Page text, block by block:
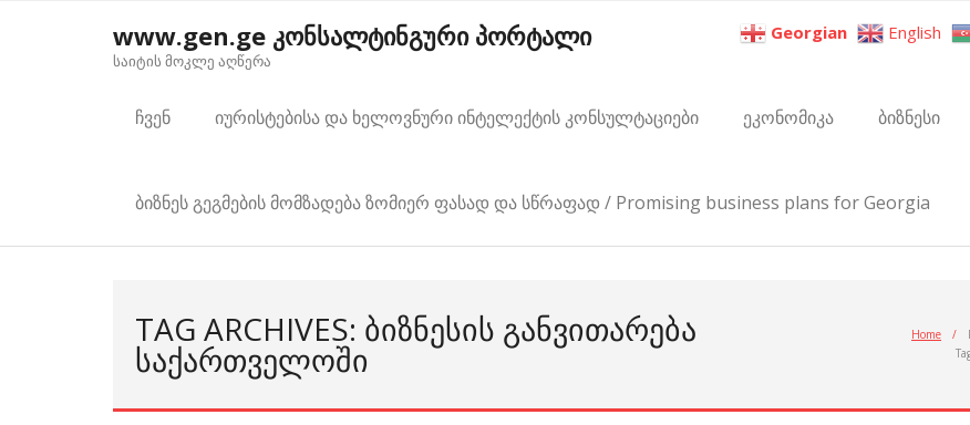
www.gen.ge კონსალტინგური პორტალი
საიტის მოკლე აღწერა
ჩვენ იურისტებისა და ხელოვნური ინტელექტის კონსულტაციები ეკონომიკა ბიზნესი
ბიზნეს გეგმების მომზადება ზომიერ ფასად და სწრაფად / Promising business plans for Georgia
TAG ARCHIVES: ᲑᲘᲖᲜᲔᲡᲘᲡ ᲒᲐᲜᲕᲘᲗᲐᲠᲔᲑᲐ
ᲡᲐᲥᲐᲠᲗᲕᲔᲚᲝᲨᲘ
Home /
Georgian English